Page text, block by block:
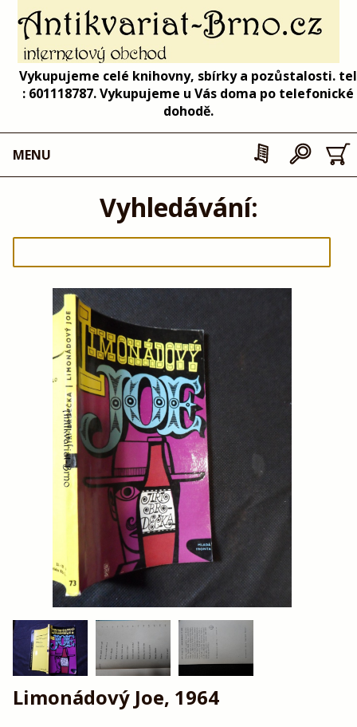
Vykupujeme celé knihovny, sbírky a pozůstalosti. tel
: 601118787. Vykupujeme u Vás doma po telefonické
dohodě.
MENU
Vyhledávání:
Limonádový Joe, 1964